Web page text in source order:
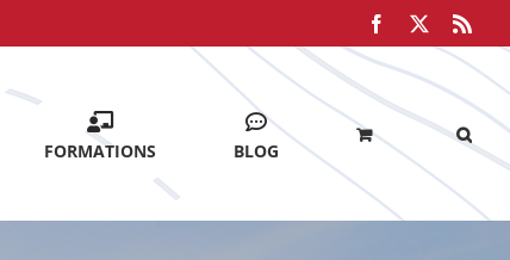
Facebook
FORMATIONS BLOG